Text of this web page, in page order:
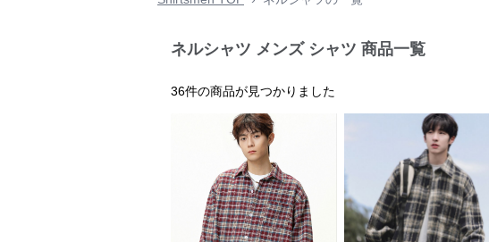
ネルシャツ メンズ シャツ 商品一覧
36件の商品が見つかりました